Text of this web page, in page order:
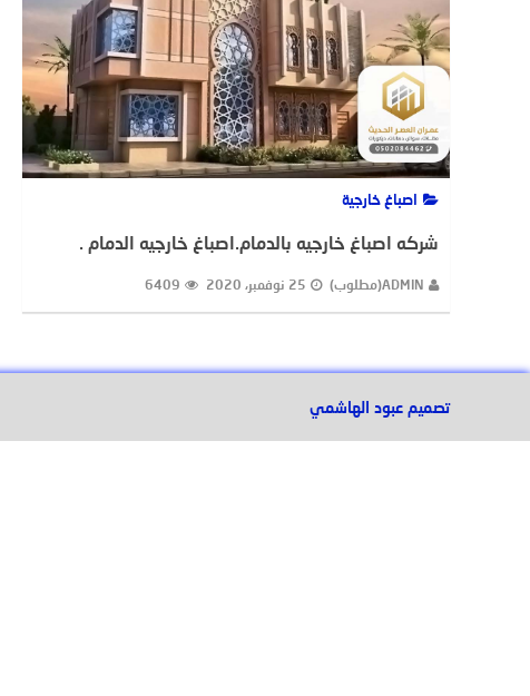
اصباغ خارجية
شركه اصباغ خارجيه بالدمام.اصباغ خارجيه الدمام .
ADMIN(مطلوب) 25 نوفمبر، 2020 6409
تصميم عبود الهاشمي